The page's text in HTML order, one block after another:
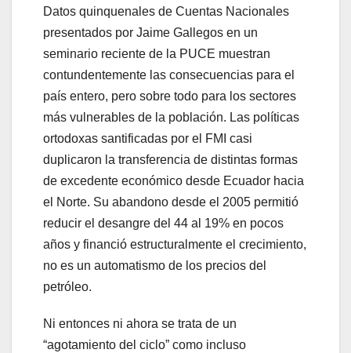
Datos quinquenales de Cuentas Nacionales
presentados por Jaime Gallegos en un
seminario reciente de la PUCE muestran
contundentemente las consecuencias para el
país entero, pero sobre todo para los sectores
más vulnerables de la población. Las políticas
ortodoxas santificadas por el FMI casi
duplicaron la transferencia de distintas formas
de excedente económico desde Ecuador hacia
el Norte. Su abandono desde el 2005 permitió
reducir el desangre del 44 al 19% en pocos
años y financió estructuralmente el crecimiento,
no es un automatismo de los precios del
petróleo.
Ni entonces ni ahora se trata de un
“agotamiento del ciclo” como incluso